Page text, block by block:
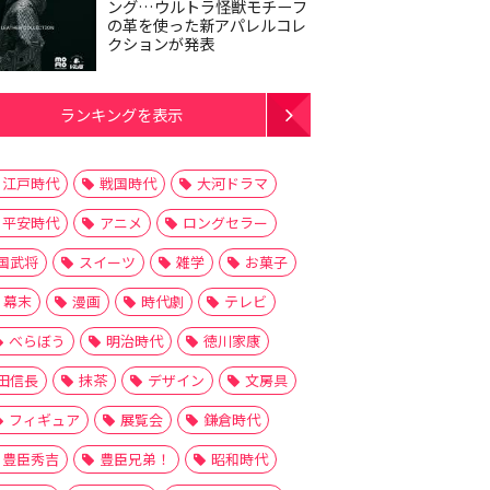
ング…ウルトラ怪獣モチーフ
の革を使った新アパレルコレ
クションが発表
ランキングを表示
江戸時代 戦国時代
大河ドラマ
平安時代
アニメ
ロングセラー
武将
スイーツ 雑学
お菓子
幕末
漫画 時代劇
テレビ
べらぼう
明治時代
徳川家康
信長
抹茶 デザイン
文房具
フィギュア
展覧会
鎌倉時代
豊臣秀吉
豊臣兄弟！
昭和時代